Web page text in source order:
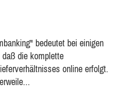
bedeutet bei einigen
daß die komplette
online erfolgt.